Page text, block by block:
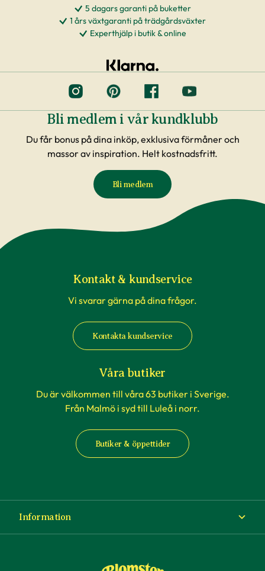
5 dagars garanti på buketter
1 års växtgaranti på trädgårdsväxter
Experthjälp i butik & online
Bli medlem i vår kundklubb
Du får bonus på dina inköp, exklusiva förmåner och
massor av inspiration. Helt kostnadsfritt.
Bli medlem
Kontakt & kundservice
Vi svarar gärna på dina frågor.
Kontakta kundservice
Våra butiker
Du är välkommen till våra 63 butiker i Sverige.
Från Malmö i syd till Luleå i norr.
Butiker & öppettider
Information